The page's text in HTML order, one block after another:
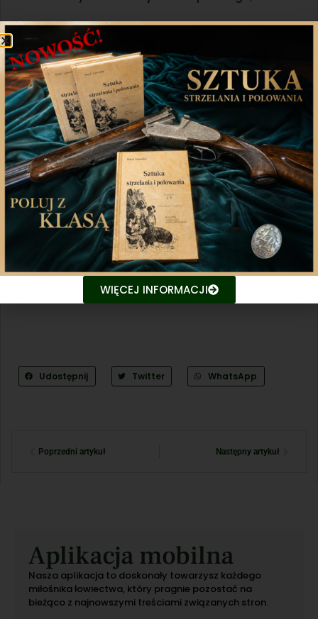
– Podczas polowania nikt nie zważa na mijające
godziny. Nie znaczy to jednak, że łowy nie mogą stać
się inspiracją dla wytwórcy zegarków kopertowych.
Ich imponującą kolekcję zgromadził Andrzej Bierówka,
myśliwy z dziesięcioletnim stażem, członek KŁ
„Ponowa” z Myślenic. Jego portret kreśli Marek Piotr
Krzemień;
– A co w myśliwskiej kuchni? Tomasz Michalski
proponuje kaszubski zylc z dzika, a Jolanta Maślak
faszerowanego szczupaka.
Zapraszamy do lektury!
Udostępnij Twitter WhatsApp
Poprzedni artykuł Następny artykuł
Aplikacja mobilna
Nasza aplikacja to doskonały towarzysz każdego
miłośnika łowiectwa, który pragnie pozostać na
bieżąco z najnowszymi treściami związanych stron.
WIĘCEJ INFORMACJI